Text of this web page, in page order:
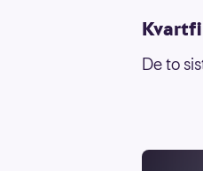
De to